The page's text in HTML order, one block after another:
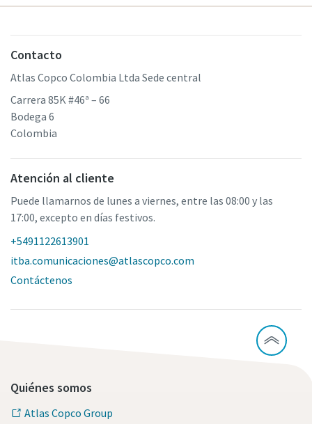
Contacto
Atlas Copco Colombia Ltda Sede central
Carrera 85K #46ª – 66
Bodega 6
Colombia
Atención al cliente
Puede llamarnos de lunes a viernes, entre las 08:00 y las
17:00, excepto en días festivos.
+5491122613901
itba.comunicaciones@atlascopco.com
Contáctenos
Quiénes somos
Atlas Copco Group